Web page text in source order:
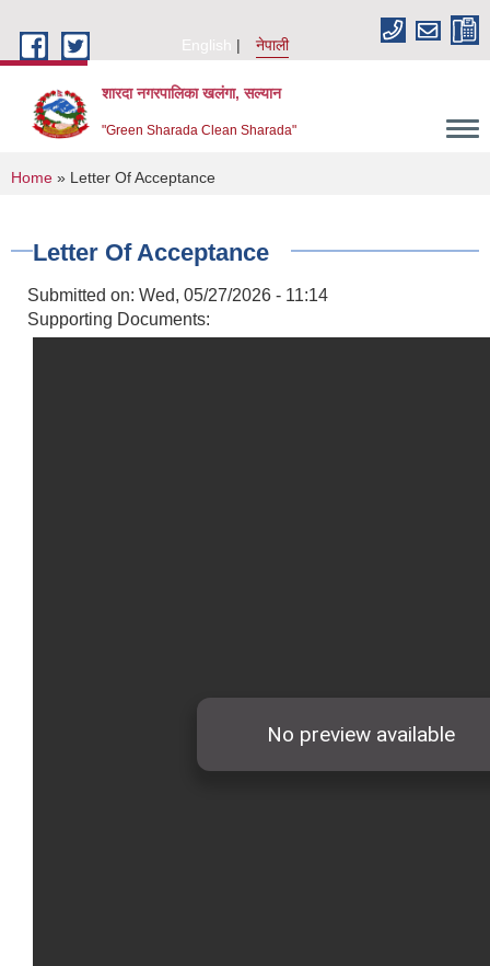
English
नेपाली
शारदा नगरपालिका खलंगा, सल्यान
"Green Sharada Clean Sharada"
You are here
Home » Letter Of Acceptance
Letter Of Acceptance
Submitted on: Wed, 05/27/2026 - 11:14
Supporting Documents: